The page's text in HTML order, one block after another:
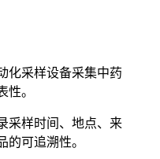
化采样设备采集中药
性。
采样时间、地点、来
的可追溯性。